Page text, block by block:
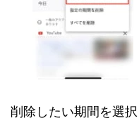
削除したい期間を選択